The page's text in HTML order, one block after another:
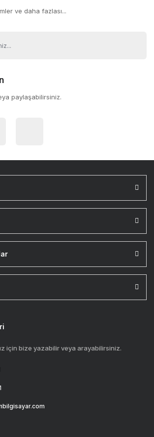
ve daha fazlası...
paylaşabilirsiniz.
için bize yazabilir veya arayabilirsiniz.